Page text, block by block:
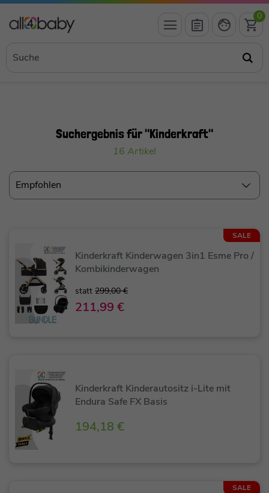
0
Suchergebnis für "Kinderkraft"
16 Artikel
Empfohlen
SALE
Kinderkraft Kinderwagen 3in1 Esme Pro /
Kombikinderwagen
statt 299,00 €
211,99 €
Kinderkraft Kinderautositz i-Lite mit
Endura Safe FX Basis
194,18 €
SALE